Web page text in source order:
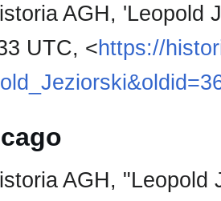
AGH, 'Leopold
UTC, <https://
AGH,